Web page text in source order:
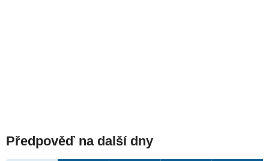
Předpověď na další dny